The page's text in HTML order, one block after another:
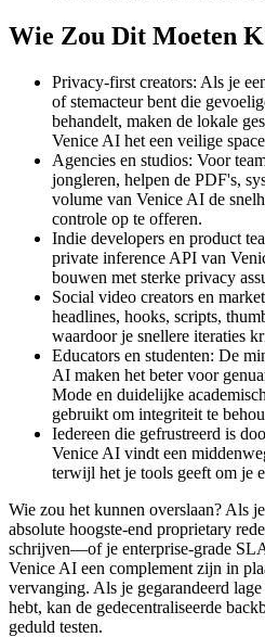
Wie Zou Dit Moeten
Privacy-first creators: Als je
of stemacteur bent die
behandelt, maken de lokale
Venice AI het een veilige
Agencies en studios: Voor
jongleren, helpen de PDF's,
volume van Venice AI de
controle op te offeren.
Indie developers en product
private inference API van
bouwen met sterke privacy
Social video creators en
headlines, hooks, scripts,
waardoor je snellere iteraties
Educators en studenten: De
AI maken het beter voor
Mode en duidelijke
gebruikt om integriteit te
Iedereen die gefrustreerd is
Venice AI vindt een
terwijl het je tools geeft om je
Wie zou het kunnen overslaan? Als
absolute hoogste-end proprietary
schrijven—of je enterprise-grade
Venice AI een complement zijn in
vervanging. Als je gegarandeerd
hebt, kan de gedecentraliseerde
geduld testen.